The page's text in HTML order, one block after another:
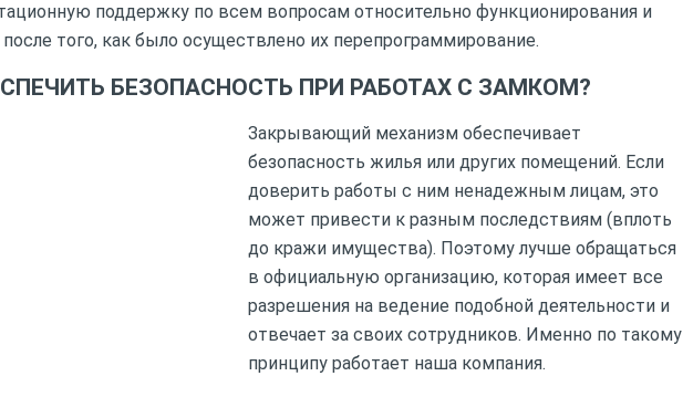
поддержку по всем вопросам относительно функционирования и
того, как было осуществлено их перепрограммирование.
БЕЗОПАСНОСТЬ ПРИ РАБОТАХ С ЗАМКОМ?
Закрывающий механизм обеспечивает
безопасность жилья или других помещений. Если
доверить работы с ним ненадежным лицам, это
может привести к разным последствиям (вплоть
до кражи имущества). Поэтому лучше обращаться
в официальную организацию, которая имеет все
разрешения на ведение подобной деятельности и
отвечает за своих сотрудников. Именно по такому
принципу работает наша компания.